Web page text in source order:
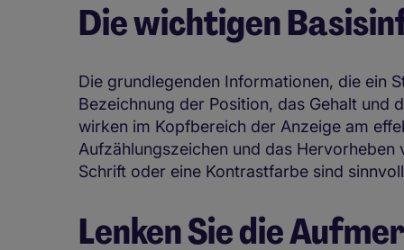
Die wichtigen
Die grundlegenden Informationen, die ein
Bezeichnung der Position, das Gehalt und
wirken im Kopfbereich der Anzeige am
Aufzählungszeichen und das
Schrift oder eine Kontrastfarbe sind
Lenken Sie die